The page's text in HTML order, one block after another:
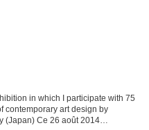
in which I participate with 75
contemporary art design by
(Japan) Ce 26 août 2014